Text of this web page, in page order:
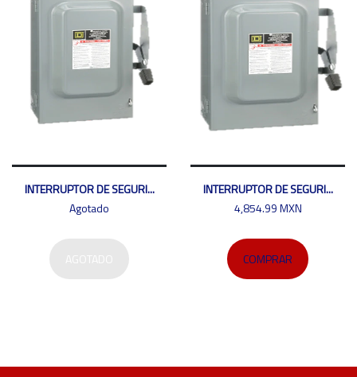
INTERRUPTOR DE SEGURI...
Agotado
INTERRUPTOR DE SEGURI...
4,854.99 MXN
COMPRAR